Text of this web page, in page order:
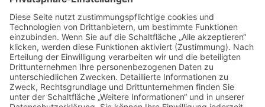
Im Unterried
67489 Kirrweiler
Rechtliches
Impressum